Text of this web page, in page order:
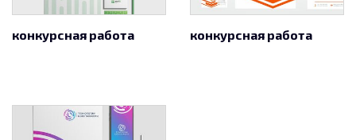
конкурсная работа конкурсная работа